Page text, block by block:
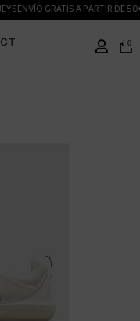
ENVÍO GRATIS A PARTIR DE 50€
0